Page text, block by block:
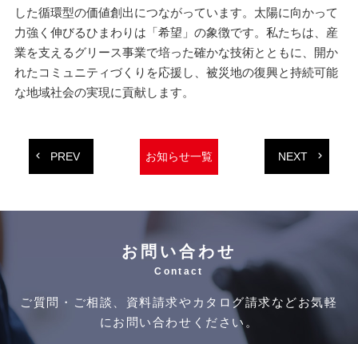
した循環型の価値創出につながっています。太陽に向かって
力強く伸びるひまわりは「希望」の象徴です。私たちは、産
業を支えるグリース事業で培った確かな技術とともに、開か
れたコミュニティづくりを応援し、被災地の復興と持続可能
な地域社会の実現に貢献します。
PREV お知らせ一覧 NEXT
お問い合わせ
Contact
ご質問・ご相談、資料請求やカタログ請求などお気軽
にお問い合わせください。